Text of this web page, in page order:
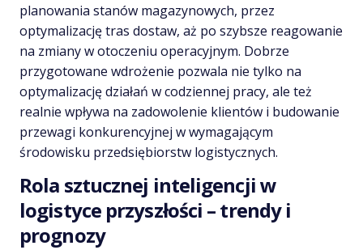
planowania stanów magazynowych, przez
optymalizację tras dostaw, aż po szybsze reagowanie
na zmiany w otoczeniu operacyjnym. Dobrze
przygotowane wdrożenie pozwala nie tylko na
optymalizację działań w codziennej pracy, ale też
realnie wpływa na zadowolenie klientów i budowanie
przewagi konkurencyjnej w wymagającym
środowisku przedsiębiorstw logistycznych.
Rola sztucznej inteligencji w
logistyce przyszłości – trendy i
prognozy